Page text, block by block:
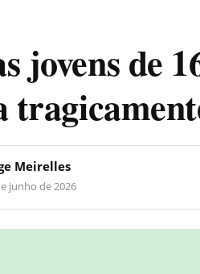
jovens de
Meirelles
junho de 2026